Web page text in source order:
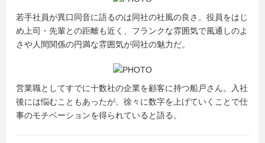
若手社員が異口同音に語るのは同社の社風の良さ。役員をはじ
め上司・先輩との距離も近く、フランクな雰囲気で風通しのよ
さや人間関係の円満な雰囲気が同社の魅力だ。
営業職としてすでに十数社の企業を顧客に持つ船戸さん。入社
後には悩むこともあったが、徐々に数字を上げていくことで仕
事のモチベーションを得られていると語る。